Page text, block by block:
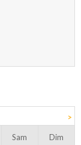
>
Sam
Dim